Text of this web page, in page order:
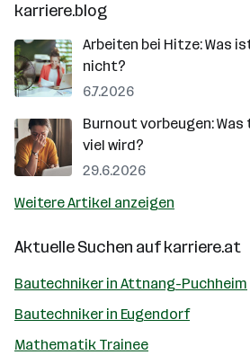
karriere.blog
Arbeiten bei Hitze: Was
nicht?
6.7.2026
Burnout vorbeugen: Was
viel wird?
29.6.2026
Weitere Artikel anzeigen
Aktuelle Suchen aufkarriere.at
Bautechniker in Attnang-Puchheim
Bautechniker in Eugendorf
Mathematik Trainee